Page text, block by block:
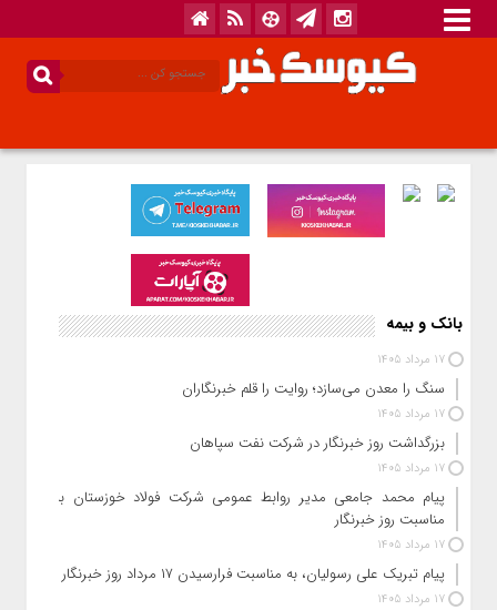
بانک و بیمه
17 مرداد 1405
سنگ را معدن می‌سازد؛ روایت را قلم خبرنگاران
17 مرداد 1405
بزرگداشت روز خبرنگار در شرکت نفت سپاهان
17 مرداد 1405
پیام محمد جامعی مدیر روابط عمومی شرکت فولاد خوزستان به
مناسبت روز خبرنگار
17 مرداد 1405
پیام تبریک علی رسولیان، به مناسبت فرارسیدن ۱۷ مرداد روز خبرنگار
17 مرداد 1405